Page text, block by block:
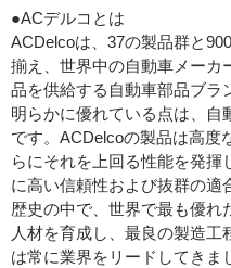
●ACデルコとは
ACDelcoは、37の製品群と
揃え、世界中の自動車メーカ
品を供給する自動車部品ブラ
明らかに優れている点は、自
です。ACDelcoの製品は高度
らにそれを上回る性能を発揮
に高い信頼性および抜群の適
歴史の中で、世界で最も優れ
人材を育成し、最良の製造
は常に業界をリードしてきま